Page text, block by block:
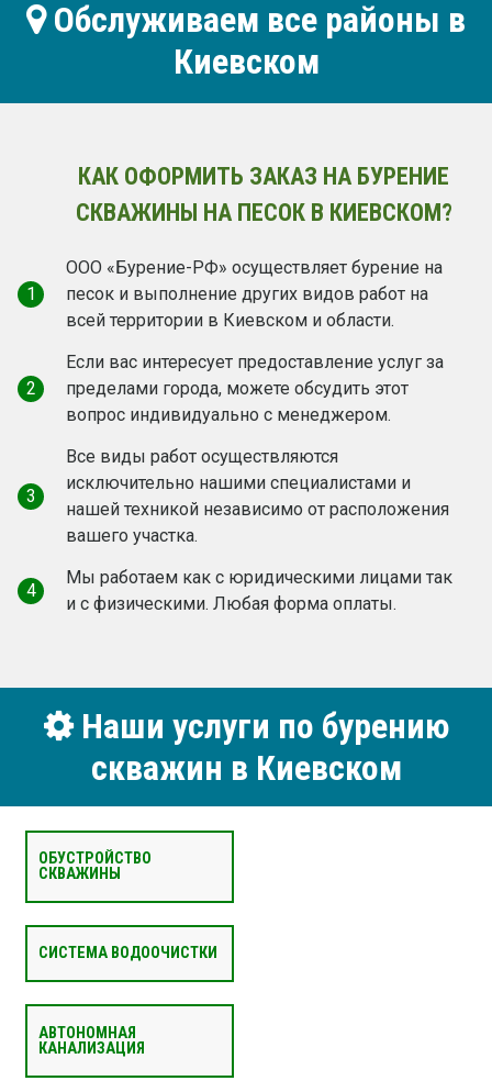
Обслуживаем все районы в
Киевском
КАК ОФОРМИТЬ ЗАКАЗ НА БУРЕНИЕ
СКВАЖИНЫ НА ПЕСОК В КИЕВСКОМ?
1
ООО «Бурение-РФ» осуществляет бурение на
песок и выполнение других видов работ на
всей территории в Киевском и области.
2
Если вас интересует предоставление услуг за
пределами города, можете обсудить этот
вопрос индивидуально с менеджером.
3
Все виды работ осуществляются
исключительно нашими специалистами и
нашей техникой независимо от расположения
вашего участка.
4
Мы работаем как c юридическими лицами так
и с физическими. Любая форма оплаты.
Наши услуги по бурению
скважин в Киевском
ОБУСТРОЙСТВО
СКВАЖИНЫ
СИСТЕМА ВОДООЧИСТКИ
АВТОНОМНАЯ
КАНАЛИЗАЦИЯ